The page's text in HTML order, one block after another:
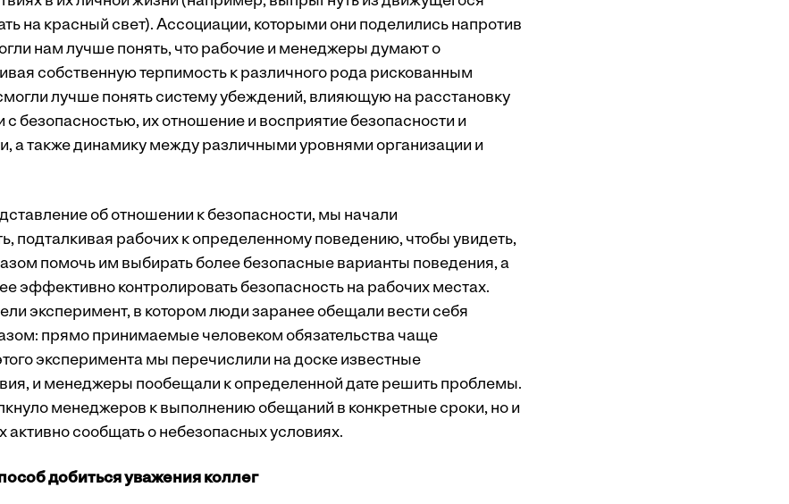
на красный свет). Ассоциации, которыми они поделились напротив
нам лучше понять, что рабочие и менеджеры думают о
собственную терпимость к различного рода рискованным
лучше понять систему убеждений, влияющую на расстановку
с безопасностью, их отношение и восприятие безопасности и
а также динамику между различными уровнями организации и
об отношении к безопасности, мы начали
подталкивая рабочих к определенному поведению, чтобы увидеть,
помочь им выбирать более безопасные варианты поведения, а
эффективно контролировать безопасность на рабочих местах.
эксперимент, в котором люди заранее обещали вести себя
прямо принимаемые человеком обязательства чаще
эксперимента мы перечислили на доске известные
и менеджеры пообещали к определенной дате решить проблемы.
менеджеров к выполнению обещаний в конкретные сроки, но и
активно сообщать о небезопасных условиях.
добиться уважения коллег